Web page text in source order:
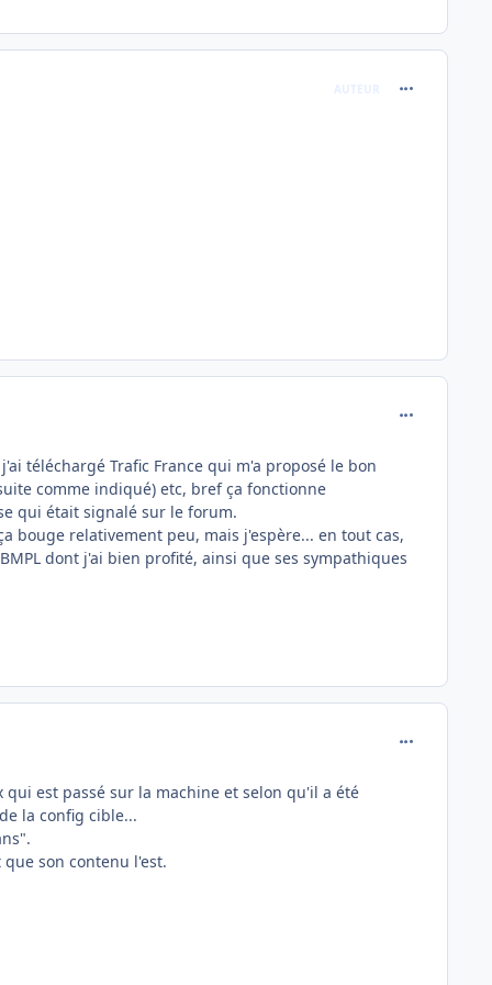
AUTEUR
téléchargé Trafic France qui m'a proposé le bon
comme indiqué) etc, bref ça fonctionne
qui était signalé sur le forum.
bouge relativement peu, mais j'espère... en tout cas,
dont j'ai bien profité, ainsi que ses sympathiques
qui est passé sur la machine et selon qu'il a été
la config cible...
son contenu l'est.